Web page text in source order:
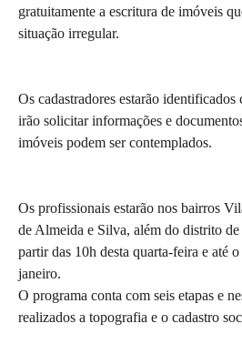
gratuitamente a escritura de imóveis
situação irregular.
Os cadastradores estarão
irão solicitar informações e
imóveis podem ser contemplados.
Os profissionais estarão nos bairros
de Almeida e Silva, além do distrito
partir das 10h desta quarta-feira e até
janeiro.
O programa conta com seis etapas e
realizados a topografia e o cadastro